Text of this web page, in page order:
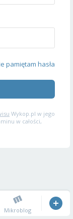
pamiętam hasła
Wykop.pl w jego
w całości,
Mikroblog